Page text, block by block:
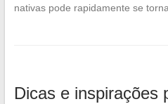
nativas pode rapidamente se
Dicas e inspirações